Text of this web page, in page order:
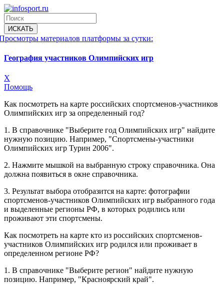
материалов платформы за сутки:
География участников Олимпийских игр
X
Помощь
Как посмотреть на карте российских спортсменов-участников
Олимпийских игр за определенный год?
1. В справочнике "Выберите год Олимпийских игр" найдите
нужную позицию. Например, "Спортсмены-участники
Олимпийских игр Турин 2006".
2. Нажмите мышкой на выбранную строку справочника. Она
должна появиться в окне справочника.
3. Результат выбора отобразится на карте: фотографии
спортсменов-участников Олимпийских игр выбранного года
и выделенные регионы РФ, в которых родились или
проживают эти спортсмены.
Как посмотреть на карте кто из российских спортсменов-
участников Олимпийских игр родился или проживает в
определенном регионе РФ?
1. В справочнике "Выберите регион" найдите нужную
позицию. Например, "Красноярский край".